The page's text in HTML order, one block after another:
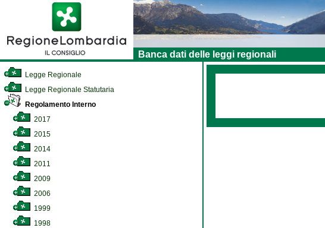
Banca dati delle leggi regionali
Legge Regionale
Legge Regionale Statutaria
Regolamento Interno
2017
2015
2014
2011
2009
2006
1999
1998